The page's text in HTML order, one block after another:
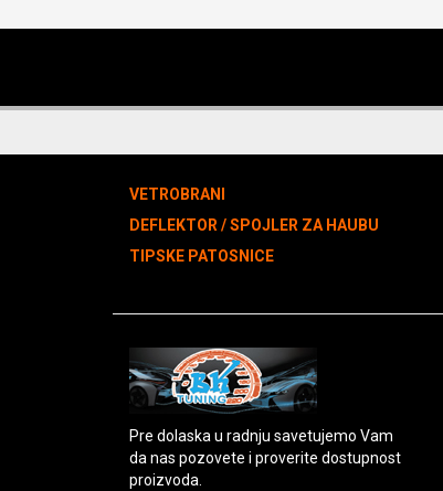
VETROBRANI
DEFLEKTOR / SPOJLER ZA HAUBU
TIPSKE PATOSNICE
Pre dolaska u radnju savetujemo Vam
da nas pozovete i proverite dostupnost
proizvoda.